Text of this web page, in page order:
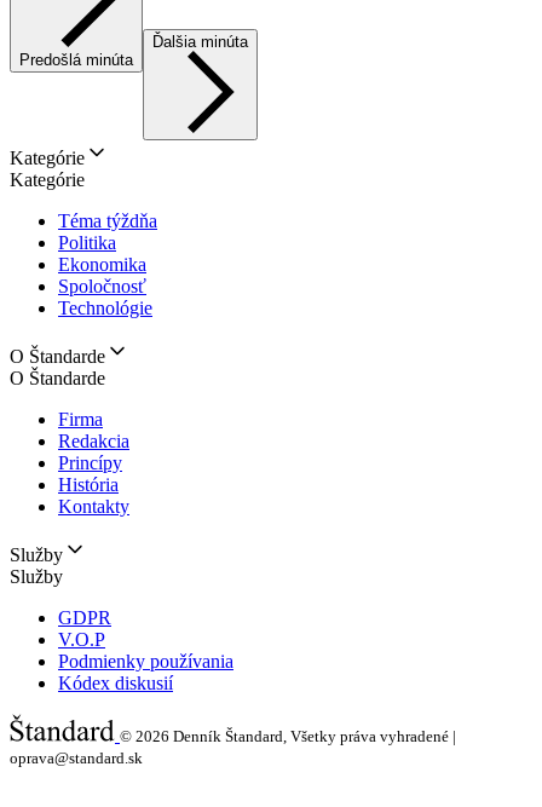
Predošlá minúta
Ďalšia minúta
Kategórie
Kategórie
Téma týždňa
Politika
Ekonomika
Spoločnosť
Technológie
O Štandarde
O Štandarde
Firma
Redakcia
Princípy
História
Kontakty
Služby
Služby
GDPR
V.O.P
Podmienky používania
Kódex diskusií
© 2026 Denník Štandard, Všetky práva vyhradené |
oprava@standard.sk